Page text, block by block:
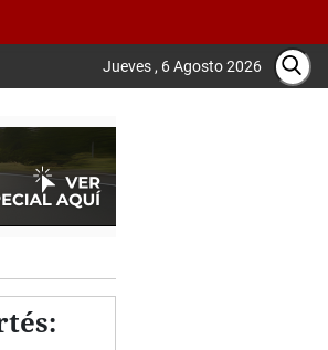
Jueves , 6 Agosto 2026